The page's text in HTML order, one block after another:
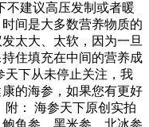
不建议高压发制或者暖
间是大多数营养物质的
太大、太软，因为一旦
住填充在中间的营养成
天下从未停止关注，我
的海参，如果您有更好
附： 海参天下原创实拍